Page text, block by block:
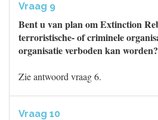
Vraag 9
Bent u van plan om Extinction
terroristische- of criminele
organisatie verboden kan
Zie antwoord vraag 6.
Vraag 10